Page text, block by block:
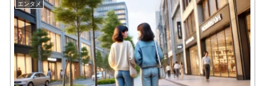
エンタメ